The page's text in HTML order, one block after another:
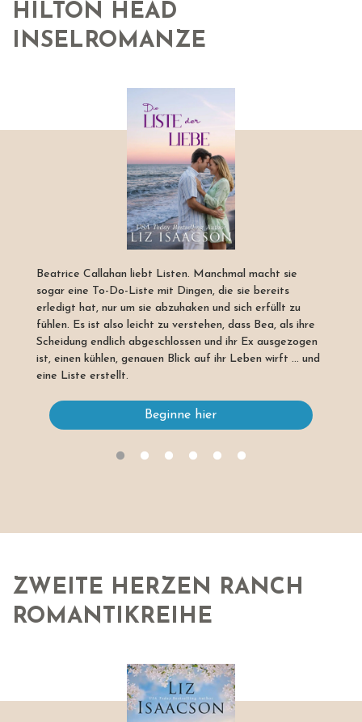
HILTON HEAD
INSELROMANZE
Beatrice Callahan liebt Listen. Manchmal macht sie
sogar eine To-Do-Liste mit Dingen, die sie bereits
erledigt hat, nur um sie abzuhaken und sich erfüllt zu
fühlen. Es ist also leicht zu verstehen, dass Bea, als ihre
Scheidung endlich abgeschlossen und ihr Ex ausgezogen
ist, einen kühlen, genauen Blick auf ihr Leben wirft ... und
eine Liste erstellt.
Beginne hier
ZWEITE HERZEN RANCH
ROMANTIKREIHE